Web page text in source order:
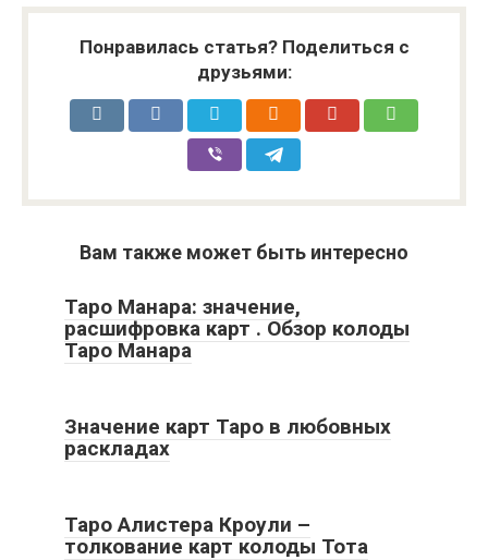
Понравилась статья? Поделиться с
друзьями:
Вам также может быть интересно
Таро Манара: значение,
расшифровка карт . Обзор колоды
Таро Манара
Значение карт Таро в любовных
раскладах
Таро Алистера Кроули –
толкование карт колоды Тота